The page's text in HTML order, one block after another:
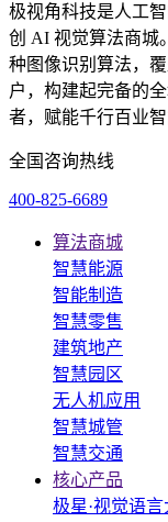
极视角科技是人工
创 AI 视觉算法商城
种图像识别算法，
户，构建起完备的
者，赋能千行百业
全国咨询热线
400-825-6689
算法商城
智慧能源
智能制造
智慧零售
建筑地产
智慧园区
无人机应用
智慧城管
智慧交通
核心产品
极星·视觉语